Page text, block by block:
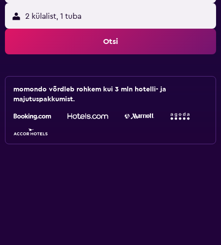
2 külalist, 1 tuba
Otsi
momondo võrdleb rohkem kui 3 mln hotelli- ja
majutuspakkumist.